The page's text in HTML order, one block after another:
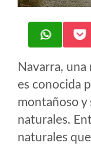
Navarra,
es conocida
montañoso y
naturales.
naturales